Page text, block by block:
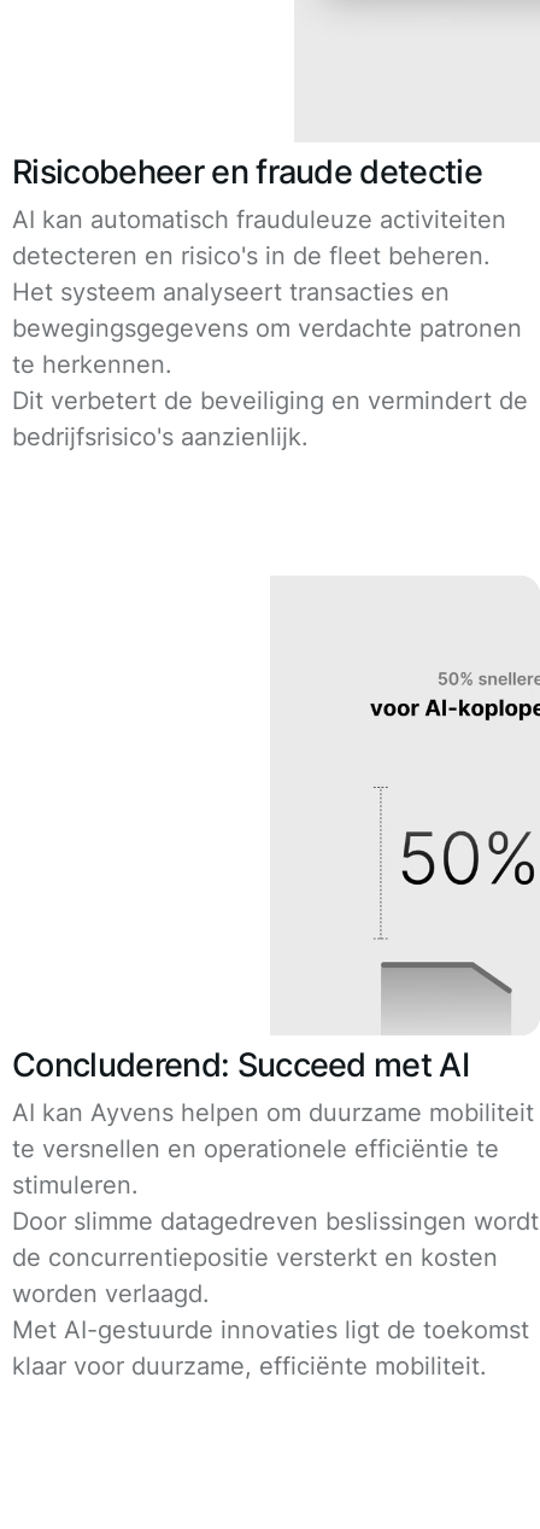
Risicobeheer en fraude detectie
AI kan automatisch frauduleuze activiteiten
detecteren en risico's in de fleet beheren.
Het systeem analyseert transacties en
bewegingsgegevens om verdachte patronen
te herkennen.
Dit verbetert de beveiliging en vermindert de
bedrijfsrisico's aanzienlijk.
Concluderend: Succeed met AI
AI kan Ayvens helpen om duurzame mobiliteit
te versnellen en operationele efficiëntie te
stimuleren.
Door slimme datagedreven beslissingen wordt
de concurrentiepositie versterkt en kosten
worden verlaagd.
Met AI-gestuurde innovaties ligt de toekomst
klaar voor duurzame, efficiënte mobiliteit.